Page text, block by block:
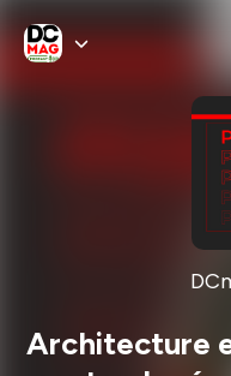
Architecture